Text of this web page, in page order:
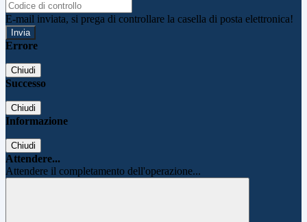
E-mail inviata, si prega di controllare la casella di posta elettronica!
Errore
Chiudi
Successo
Chiudi
Informazione
Chiudi
Attendere...
Attendere il completamento dell'operazione...